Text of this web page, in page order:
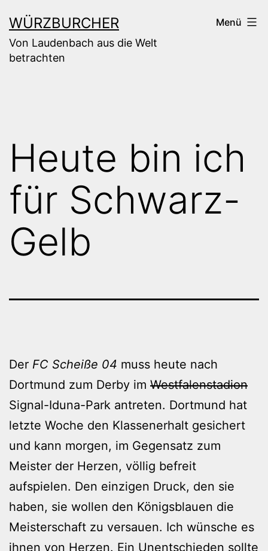
Inhalt
springen
WÜRZBURCHER
Von Laudenbach aus die Welt
betrachten
Menü
Heute bin ich
für Schwarz-
Gelb
Der FC Scheiße 04 muss heute nach
Dortmund zum Derby im Westfalenstadion
Signal-Iduna-Park antreten. Dortmund hat
letzte Woche den Klassenerhalt gesichert
und kann morgen, im Gegensatz zum
Meister der Herzen, völlig befreit
aufspielen. Den einzigen Druck, den sie
haben, sie wollen den Königsblauen die
Meisterschaft zu versauen. Ich wünsche es
ihnen von Herzen. Ein Unentschieden sollte